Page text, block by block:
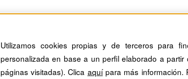
Utilizamos cookies propias y de terceros para
personalizada en base a un perfil elaborado a
páginas visitadas). Clica aquípara más información.